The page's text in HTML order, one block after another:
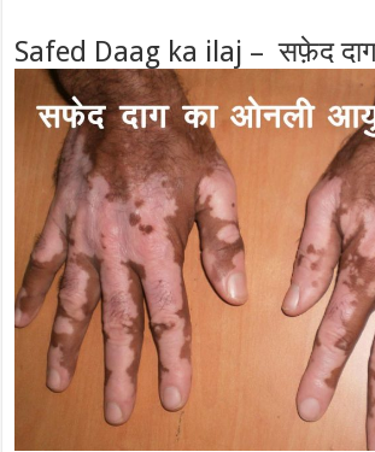
Safed Daag ka ilaj – सफ़ेद